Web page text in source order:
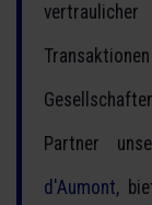
Partner
d'Aumont,